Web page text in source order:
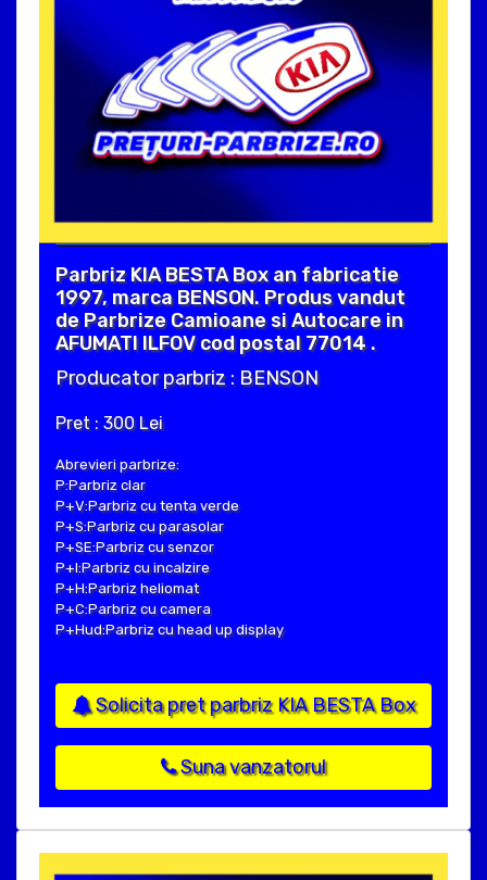
Parbriz KIA BESTA Box an fabricatie
1997, marca BENSON. Produs vandut
de Parbrize Camioane si Autocare in
AFUMATI ILFOV cod postal 77014 .
Producator parbriz : BENSON
Pret : 300 Lei
Abrevieri parbrize:
P:Parbriz clar
P+V:Parbriz cu tenta verde
P+S:Parbriz cu parasolar
P+SE:Parbriz cu senzor
P+I:Parbriz cu incalzire
P+H:Parbriz heliomat
P+C:Parbriz cu camera
P+Hud:Parbriz cu head up display
Solicita pret parbriz KIA BESTA Box
Suna vanzatorul